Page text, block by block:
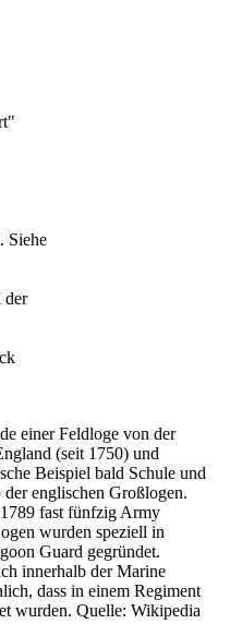
Siehe
der
einer Feldloge von der
(seit 1750) und
Beispiel bald Schule und
englischen Großlogen.
fast fünfzig Army
wurden speziell in
Guard gegründet.
innerhalb der Marine
dass in einem Regiment
wurden. Quelle: Wikipedia